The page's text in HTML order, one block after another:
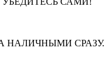
НАЛИЧНЫМИ СРАЗУ.